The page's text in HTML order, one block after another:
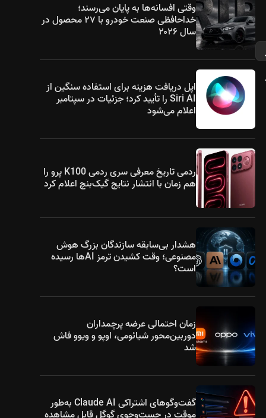
وقتی افسانه‌ها به پایان می‌رسند؛
خداحافظی صنعت خودرو با ۲۷ محصول در
سال ۲۰۲۶
اپل دریافت هزینه برای استفاده سنگین از
Siri AI را تأیید کرد؛ جزئیات در سپتامبر
اعلام می‌شود
ردمی تاریخ معرفی سری ردمی K100 پرو را
هم زمان با انتشار نتایج گیک‌بنچ اعلام کرد
هشدار بی‌سابقه سازندگان بزرگ هوش
مصنوعی؛ وقت کشیدن ترمز AIها رسیده
است؟
زمان احتمالی عرضه پرچمداران
دوربین‌محور شیائومی، اوپو و ویوو فاش
شد
گفت‌وگوهای اشتراکی Claude AI به‌طور
موقت در جست‌وجوی گوگل قابل مشاهده